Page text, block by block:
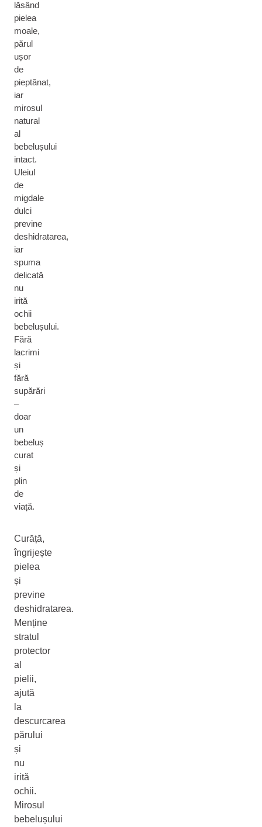
lăsând
pielea
moale,
părul
ușor
de
pieptănat,
iar
mirosul
natural
al
bebelușului
intact.
Uleiul
de
migdale
dulci
previne
deshidratarea,
iar
spuma
delicată
nu
irită
ochii
bebelușului.
Fără
lacrimi
și
fără
supărări
–
doar
un
bebeluș
curat
și
plin
de
viață.
Curăță,
îngrijește
pielea
și
previne
deshidratarea.
Menține
stratul
protector
al
pielii,
ajută
la
descurcarea
părului
și
nu
irită
ochii.
Mirosul
bebelușului